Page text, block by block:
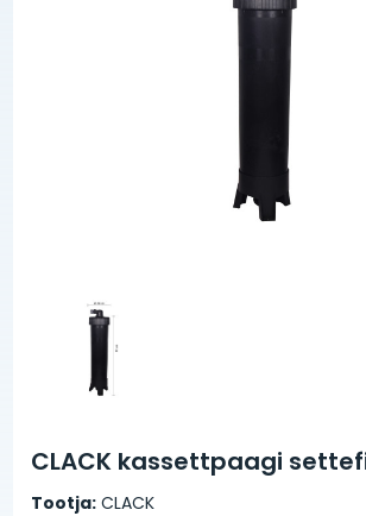
CLACK kassettpaagi
Tootja: CLACK